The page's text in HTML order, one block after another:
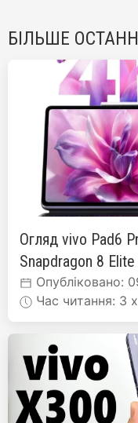
БІЛЬШЕ
Огляд vivo Pad6
Snapdragon 8 Elite
Опубліковано:
Час читання: 3